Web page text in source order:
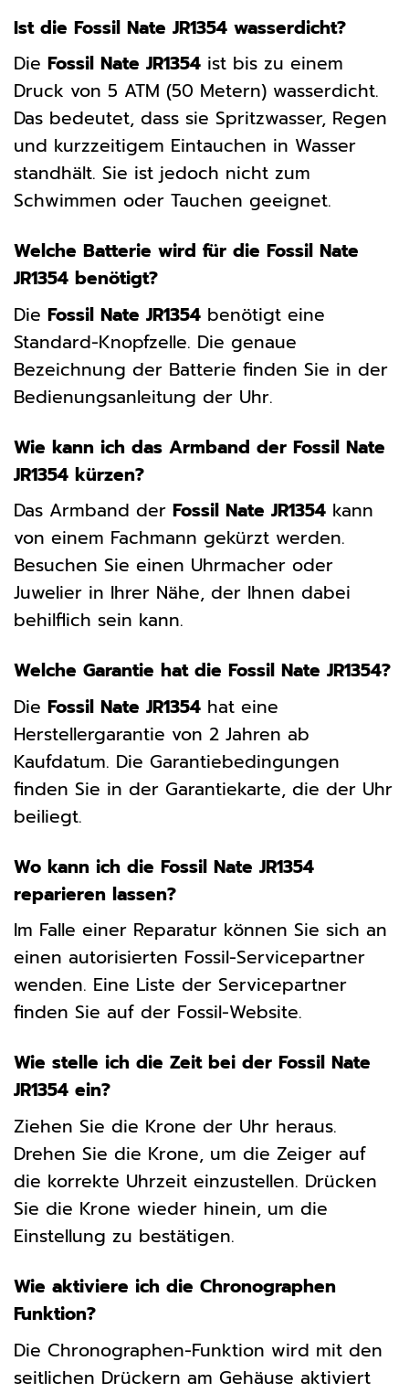
Ist die Fossil Nate JR1354 wasserdicht?
Die Fossil Nate JR1354 ist bis zu einem
Druck von 5 ATM (50 Metern) wasserdicht.
Das bedeutet, dass sie Spritzwasser, Regen
und kurzzeitigem Eintauchen in Wasser
standhält. Sie ist jedoch nicht zum
Schwimmen oder Tauchen geeignet.
Welche Batterie wird für die Fossil Nate
JR1354 benötigt?
Die Fossil Nate JR1354 benötigt eine
Standard-Knopfzelle. Die genaue
Bezeichnung der Batterie finden Sie in der
Bedienungsanleitung der Uhr.
Wie kann ich das Armband der Fossil Nate
JR1354 kürzen?
Das Armband der Fossil Nate JR1354 kann
von einem Fachmann gekürzt werden.
Besuchen Sie einen Uhrmacher oder
Juwelier in Ihrer Nähe, der Ihnen dabei
behilflich sein kann.
Welche Garantie hat die Fossil Nate JR1354?
Die Fossil Nate JR1354 hat eine
Herstellergarantie von 2 Jahren ab
Kaufdatum. Die Garantiebedingungen
finden Sie in der Garantiekarte, die der Uhr
beiliegt.
Wo kann ich die Fossil Nate JR1354
reparieren lassen?
Im Falle einer Reparatur können Sie sich an
einen autorisierten Fossil-Servicepartner
wenden. Eine Liste der Servicepartner
finden Sie auf der Fossil-Website.
Wie stelle ich die Zeit bei der Fossil Nate
JR1354 ein?
Ziehen Sie die Krone der Uhr heraus.
Drehen Sie die Krone, um die Zeiger auf
die korrekte Uhrzeit einzustellen. Drücken
Sie die Krone wieder hinein, um die
Einstellung zu bestätigen.
Wie aktiviere ich die Chronographen
Funktion?
Die Chronographen-Funktion wird mit den
seitlichen Drückern am Gehäuse aktiviert